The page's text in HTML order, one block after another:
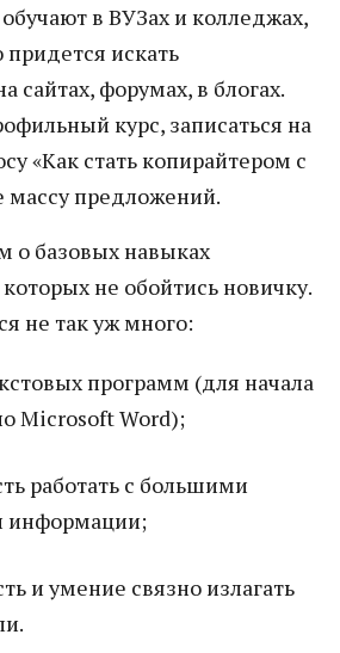
в ВУЗах и колледжах,
искать
сайтах, форумах, в блогах.
курс, записаться на
«Как стать копирайтером с
массу предложений.
о базовых навыках
не обойтись новичку.
не так уж много:
программ (для начала
Microsoft Word);
работать с большими
информации;
и умение связно излагать